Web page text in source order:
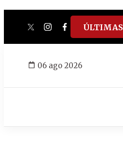
twitterinstagram
facebook
tiktok
06 ago 2026